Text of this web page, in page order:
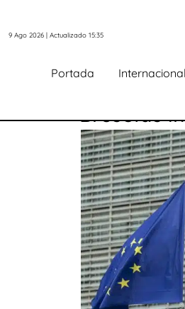
9 Ago 2026 | Actualizado 15:35
Portada Internacional
Bruselas